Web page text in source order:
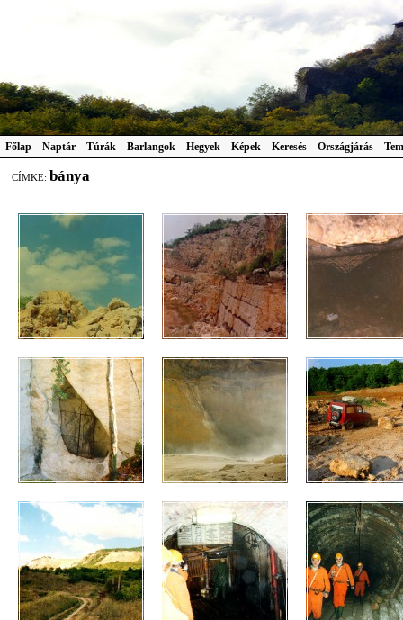
Főlap Naptár Túrák Barlangok Hegyek Képek Keresés Országjárás
CÍMKE: bánya